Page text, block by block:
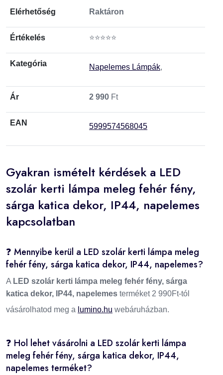
Elérhetőség Raktáron
Értékelés ⭐⭐⭐⭐⭐
Kategória Napelemes Lámpák,
Ár 2 990 Ft
EAN 5999574568045
Gyakran ismételt kérdések a LED
szolár kerti lámpa meleg fehér fény,
sárga katica dekor, IP44, napelemes
kapcsolatban
❓ Mennyibe kerül a LED szolár kerti lámpa meleg
fehér fény, sárga katica dekor, IP44, napelemes?
A LED szolár kerti lámpa meleg fehér fény, sárga
katica dekor, IP44, napelemes terméket 2 990Ft-tól
vásárolhatod meg a lumino.hu webáruházban.
❓ Hol lehet vásárolni a LED szolár kerti lámpa
meleg fehér fény, sárga katica dekor, IP44,
napelemes terméket?